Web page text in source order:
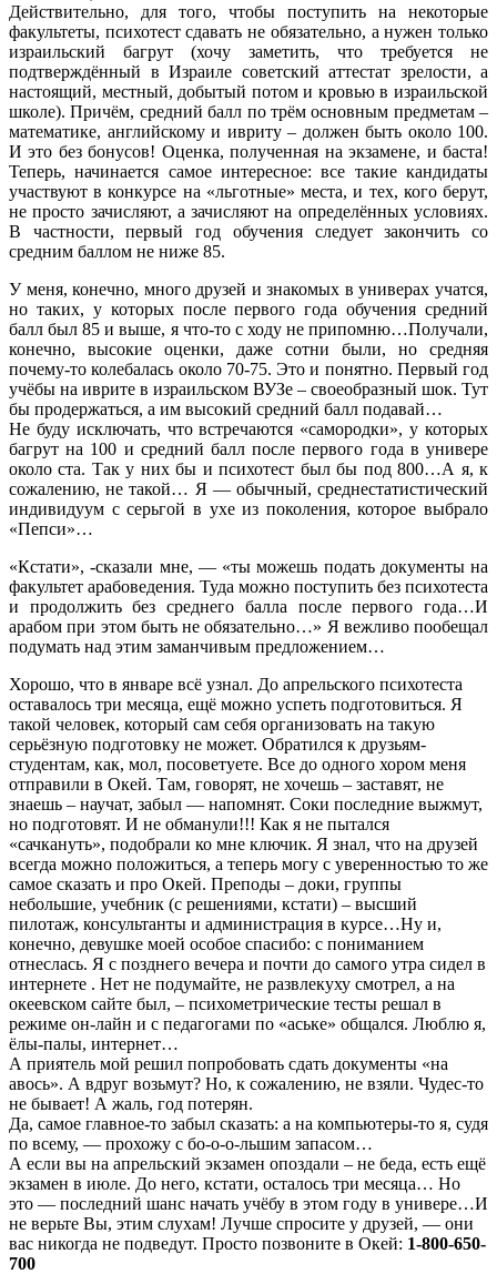
Действительно, для того, чтобы поступить на некоторые
факультеты, психотест сдавать не обязательно, а нужен только
израильский багрут (хочу заметить, что требуется не
подтверждённый в Израиле советский аттестат зрелости, а
настоящий, местный, добытый потом и кровью в израильской
школе). Причём, средний балл по трём основным предметам –
математике, английскому и ивриту – должен быть около 100.
И это без бонусов! Оценка, полученная на экзамене, и баста!
Теперь, начинается самое интересное: все такие кандидаты
участвуют в конкурсе на «льготные» места, и тех, кого берут,
не просто зачисляют, а зачисляют на определённых условиях.
В частности, первый год обучения следует закончить со
средним баллом не ниже 85.
У меня, конечно, много друзей и знакомых в универах учатся,
но таких, у которых после первого года обучения средний
балл был 85 и выше, я что-то с ходу не припомню…Получали,
конечно, высокие оценки, даже сотни были, но средняя
почему-то колебалась около 70-75. Это и понятно. Первый год
учёбы на иврите в израильском ВУЗе – своеобразный шок. Тут
бы продержаться, а им высокий средний балл подавай…
Не буду исключать, что встречаются «самородки», у которых
багрут на 100 и средний балл после первого года в универе
около ста. Так у них бы и психотест был бы под 800…А я, к
сожалению, не такой… Я — обычный, среднестатистический
индивидуум с серьгой в ухе из поколения, которое выбрало
«Пепси»…
«Кстати», -сказали мне, — «ты можешь подать документы на
факультет арабоведения. Туда можно поступить без психотеста
и продолжить без среднего балла после первого года…И
арабом при этом быть не обязательно…» Я вежливо пообещал
подумать над этим заманчивым предложением…
Хорошо, что в январе всё узнал. До апрельского психотеста
оставалось три месяца, ещё можно успеть подготовиться. Я
такой человек, который сам себя организовать на такую
серьёзную подготовку не может. Обратился к друзьям-
студентам, как, мол, посоветуете. Все до одного хором меня
отправили в Окей. Там, говорят, не хочешь – заставят, не
знаешь – научат, забыл — напомнят. Соки последние выжмут,
но подготовят. И не обманули!!! Как я не пытался
«сачкануть», подобрали ко мне ключик. Я знал, что на друзей
всегда можно положиться, а теперь могу с уверенностью то же
самое сказать и про Окей. Преподы – доки, группы
небольшие, учебник (с решениями, кстати) – высший
пилотаж, консультанты и администрация в курсе…Ну и,
конечно, девушке моей особое спасибо: с пониманием
отнеслась. Я с позднего вечера и почти до самого утра сидел в
интернете . Нет не подумайте, не развлекуху смотрел, а на
океевском сайте был, – психометрические тесты решал в
режиме он-лайн и с педагогами по «аське» общался. Люблю я,
ёлы-палы, интернет…
А приятель мой решил попробовать сдать документы «на
авось». А вдруг возьмут? Но, к сожалению, не взяли. Чудес-то
не бывает! А жаль, год потерян.
Да, самое главное-то забыл сказать: а на компьютеры-то я, судя
по всему, — прохожу с бо-о-о-льшим запасом…
А если вы на апрельский экзамен опоздали – не беда, есть ещё
экзамен в июле. До него, кстати, осталось три месяца… Но
это — последний шанс начать учёбу в этом году в универе…И
не верьте Вы, этим слухам! Лучше спросите у друзей, — они
вас никогда не подведут. Просто позвоните в Окей: 1-800-650-
700